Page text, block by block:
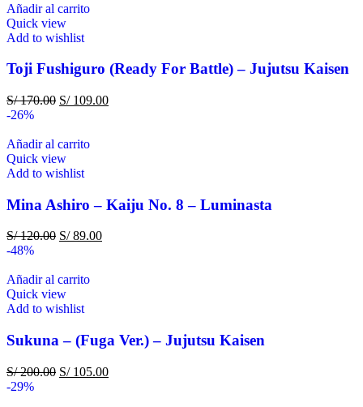
Añadir al carrito
Quick view
Add to wishlist
Toji Fushiguro (Ready For Battle) – Jujutsu Kaisen
S/170.00 S/109.00
-26%
Añadir al carrito
Quick view
Add to wishlist
Mina Ashiro – Kaiju No. 8 – Luminasta
S/120.00 S/89.00
-48%
Añadir al carrito
Quick view
Add to wishlist
Sukuna – (Fuga Ver.) – Jujutsu Kaisen
S/200.00 S/105.00
-29%